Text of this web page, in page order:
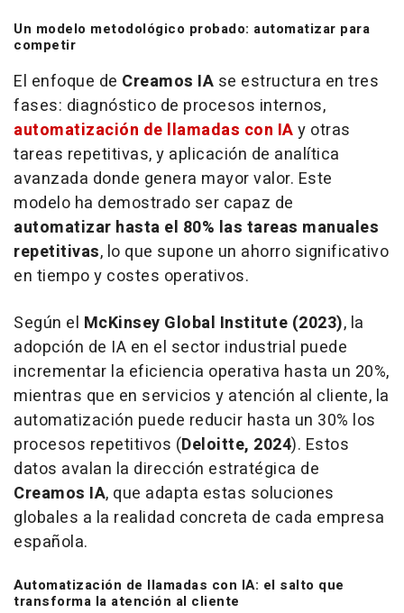
Un modelo metodológico probado: automatizar para
competir
El enfoque de Creamos IA se estructura en tres
fases: diagnóstico de procesos internos,
automatización de llamadas con IAy otras
tareas repetitivas, y aplicación de analítica
avanzada donde genera mayor valor. Este
modelo ha demostrado ser capaz de
automatizar hasta el 80% las tareas manuales
repetitivas, lo que supone un ahorro significativo
en tiempo y costes operativos.
Según el McKinsey Global Institute (2023), la
adopción de IA en el sector industrial puede
incrementar la eficiencia operativa hasta un 20%,
mientras que en servicios y atención al cliente, la
automatización puede reducir hasta un 30% los
procesos repetitivos (Deloitte, 2024). Estos
datos avalan la dirección estratégica de
Creamos IA, que adapta estas soluciones
globales a la realidad concreta de cada empresa
española.
Automatización de llamadas con IA: el salto que
transforma la atención al cliente